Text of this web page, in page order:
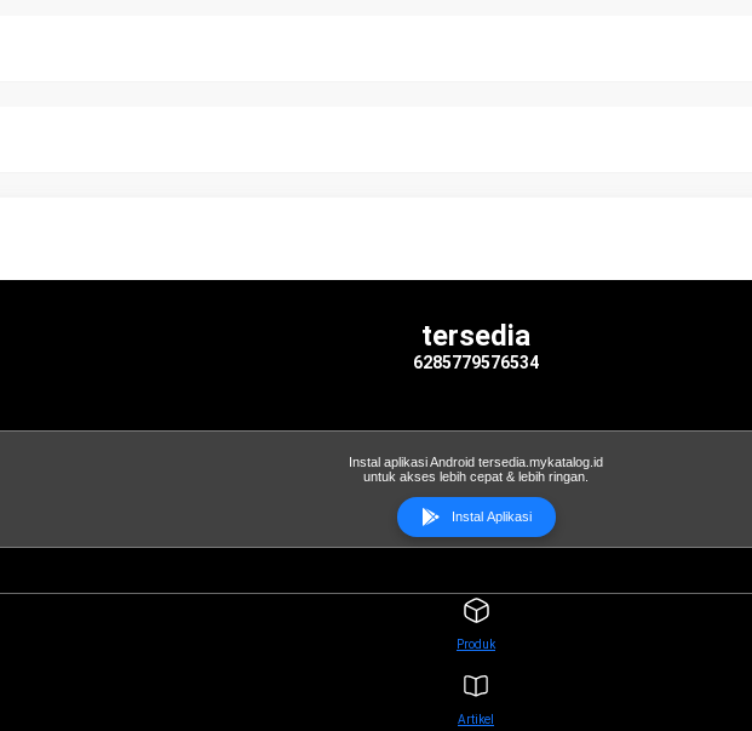
tersedia
6285779576534
Instal aplikasi Android tersedia.mykatalog.id
untuk akses lebih cepat & lebih ringan.
Instal Aplikasi
Produk
Artikel